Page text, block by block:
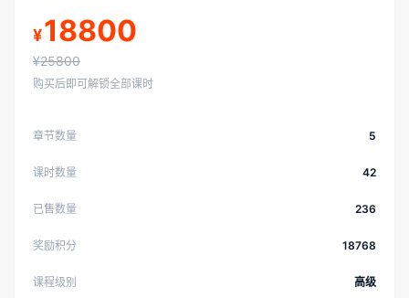
¥18800
¥25800
购买后即可解锁全部课时
章节数量 5
课时数量 42
已售数量 236
奖励积分 18768
课程级别 高级